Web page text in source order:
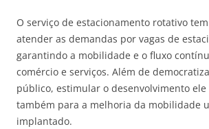
O serviço de estacionamento rotativo
atender as demandas por vagas de
garantindo a mobilidade e o fluxo
comércio e serviços. Além de
público, estimular o desenvolvimento
também para a melhoria da mobilidade
implantado.